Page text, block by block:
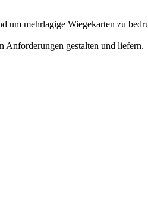
um mehrlagige Wiegekarten zu
Anforderungen gestalten und liefern.